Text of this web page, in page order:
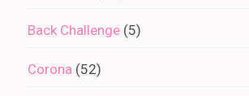
Back Challenge (5)
Corona (52)